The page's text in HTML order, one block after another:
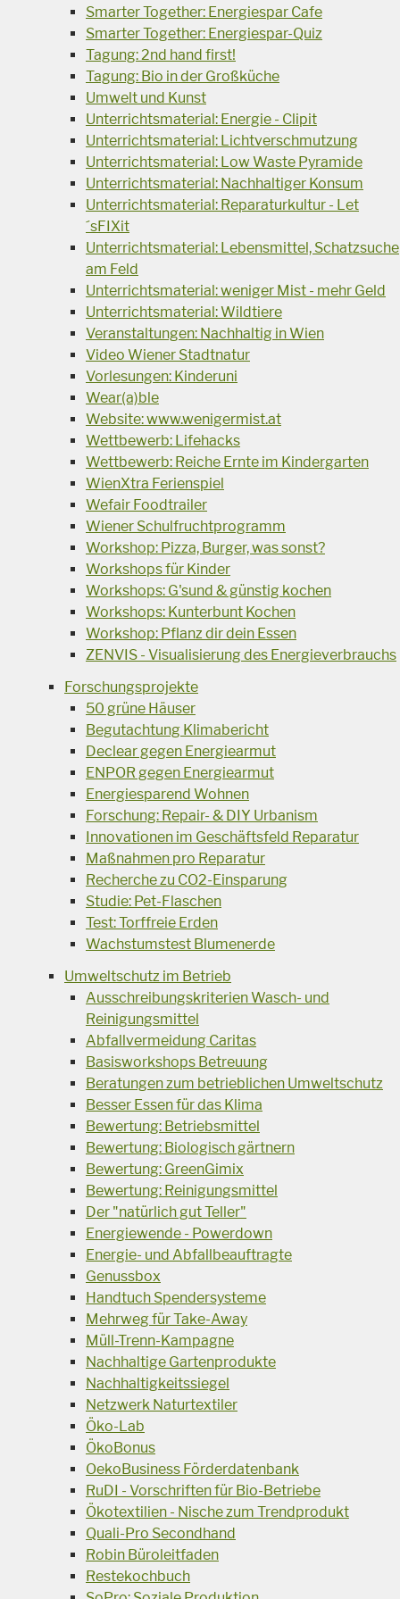
Smarter Together: Energiespar Cafe
Smarter Together: Energiespar-Quiz
Tagung: 2nd hand first!
Tagung: Bio in der Großküche
Umwelt und Kunst
Unterrichtsmaterial: Energie - Clipit
Unterrichtsmaterial: Lichtverschmutzung
Unterrichtsmaterial: Low Waste Pyramide
Unterrichtsmaterial: Nachhaltiger Konsum
Unterrichtsmaterial: Reparaturkultur - Let
´sFIXit
Unterrichtsmaterial: Lebensmittel, Schatzsuche
am Feld
Unterrichtsmaterial: weniger Mist - mehr Geld
Unterrichtsmaterial: Wildtiere
Veranstaltungen: Nachhaltig in Wien
Video Wiener Stadtnatur
Vorlesungen: Kinderuni
Wear(a)ble
Website: www.wenigermist.at
Wettbewerb: Lifehacks
Wettbewerb: Reiche Ernte im Kindergarten
WienXtra Ferienspiel
Wefair Foodtrailer
Wiener Schulfruchtprogramm
Workshop: Pizza, Burger, was sonst?
Workshops für Kinder
Workshops: G'sund & günstig kochen
Workshops: Kunterbunt Kochen
Workshop: Pflanz dir dein Essen
ZENVIS - Visualisierung des Energieverbrauchs
Forschungsprojekte
50 grüne Häuser
Begutachtung Klimabericht
Declear gegen Energiearmut
ENPOR gegen Energiearmut
Energiesparend Wohnen
Forschung: Repair- & DIY Urbanism
Innovationen im Geschäftsfeld Reparatur
Maßnahmen pro Reparatur
Recherche zu CO2-Einsparung
Studie: Pet-Flaschen
Test: Torffreie Erden
Wachstumstest Blumenerde
Umweltschutz im Betrieb
Ausschreibungskriterien Wasch- und
Reinigungsmittel
Abfallvermeidung Caritas
Basisworkshops Betreuung
Beratungen zum betrieblichen Umweltschutz
Besser Essen für das Klima
Bewertung: Betriebsmittel
Bewertung: Biologisch gärtnern
Bewertung: GreenGimix
Bewertung: Reinigungsmittel
Der "natürlich gut Teller"
Energiewende - Powerdown
Energie- und Abfallbeauftragte
Genussbox
Handtuch Spendersysteme
Mehrweg für Take-Away
Müll-Trenn-Kampagne
Nachhaltige Gartenprodukte
Nachhaltigkeitssiegel
Netzwerk Naturtextiler
Öko-Lab
ÖkoBonus
OekoBusiness Förderdatenbank
RuDI - Vorschriften für Bio-Betriebe
Ökotextilien - Nische zum Trendprodukt
Quali-Pro Secondhand
Robin Büroleitfaden
Restekochbuch